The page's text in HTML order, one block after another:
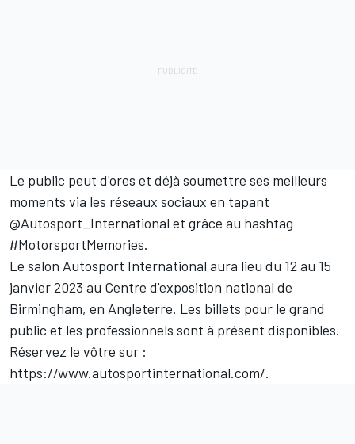
Le public peut d'ores et déjà soumettre ses meilleurs
moments via les réseaux sociaux en tapant
@Autosport_International et grâce au hashtag
#MotorsportMemories.
Le salon Autosport International aura lieu du 12 au 15
janvier 2023 au Centre d'exposition national de
Birmingham, en Angleterre. Les billets pour le grand
public et les professionnels sont à présent disponibles.
Réservez le vôtre sur :
https://www.autosportinternational.com/.